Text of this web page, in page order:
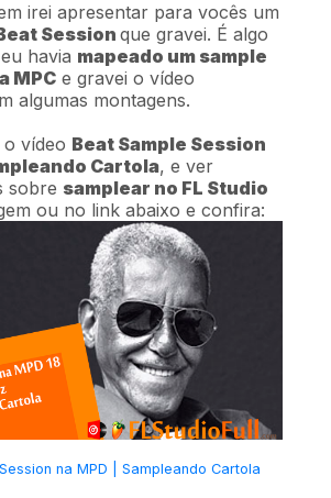
irei apresentar para vocês um
Sessionque gravei. É algo
havia mapeado um sample
MPC e gravei o vídeo
algumas montagens.
vídeo Beat Sample Session
Cartola, e ver
sobre samplear no FL Studio
ou no link abaixo e confira:
na MPD | Sampleando Cartola